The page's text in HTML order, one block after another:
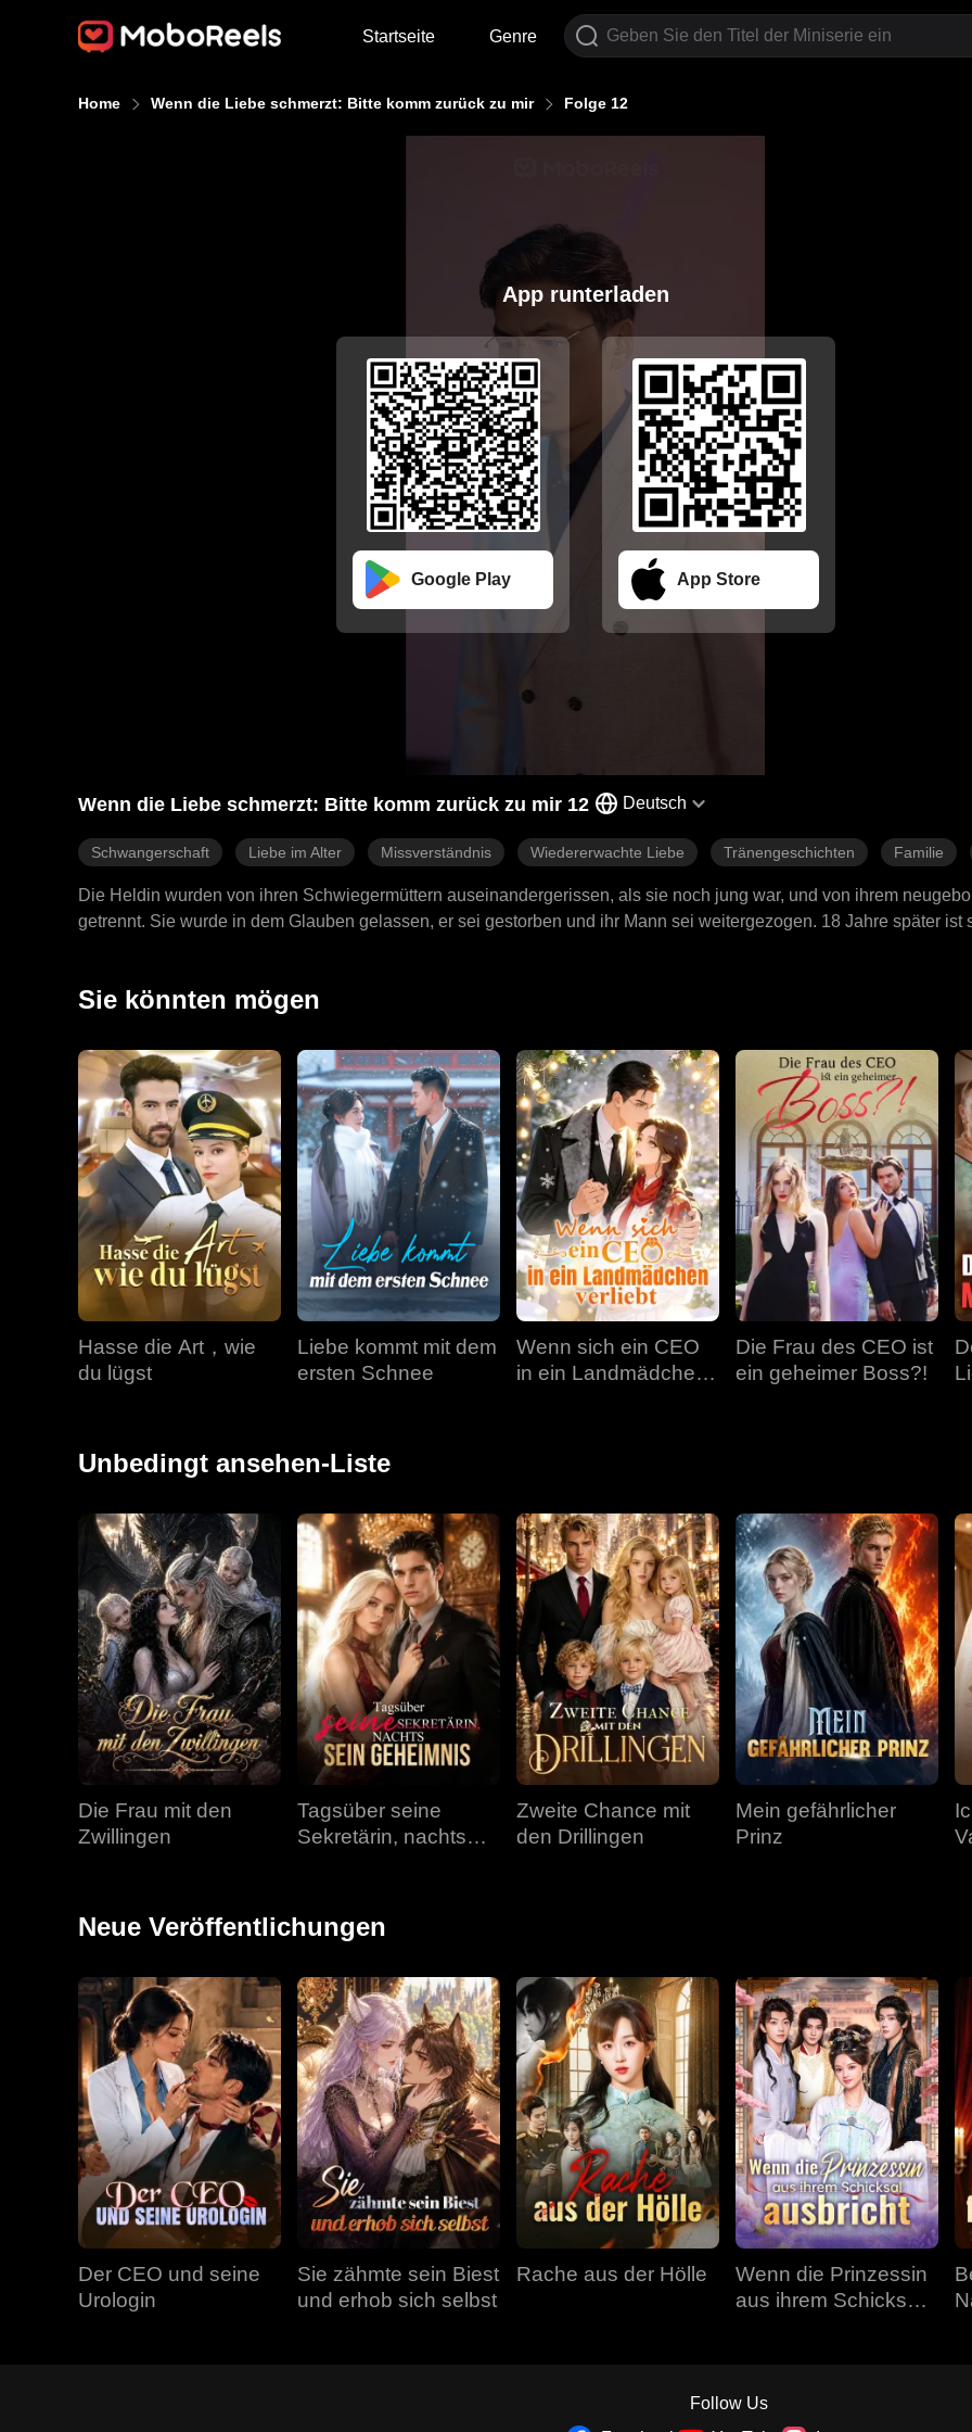
Startseite Genre
Home Wenn die Liebe schmerzt: Bitte komm zurück zu mir Folge 12
App runterladen
Google Play App Store
Wenn die Liebe schmerzt: Bitte komm zurück zu mir 12 Deutsch
Schwangerschaft Liebe im Alter Missverständnis Wiedererwachte Liebe Tränengeschichten Familie
Die Heldin wurden von ihren Schwiegermüttern auseinandergerissen, als sie noch jung war, und von ihrem
getrennt. Sie wurde in dem Glauben gelassen, er sei gestorben und ihr Mann sei weitergezogen. 18 Jahre später ist
Sie könnten mögen
Hasse die Art，wie
du lügst
Liebe kommt mit dem
ersten Schnee
Wenn sich ein CEO
in ein Landmädchen
Die Frau des CEO ist
ein geheimer Boss?!
Unbedingt ansehen-Liste
Die Frau mit den
Zwillingen
Tagsüber seine
Sekretärin, nachts
Zweite Chance mit
den Drillingen
Mein gefährlicher
Prinz
Neue Veröffentlichungen
Der CEO und seine
Urologin
Sie zähmte sein Biest
und erhob sich selbst
Rache aus der Hölle
Wenn die Prinzessin
aus ihrem Schicksal
Follow Us